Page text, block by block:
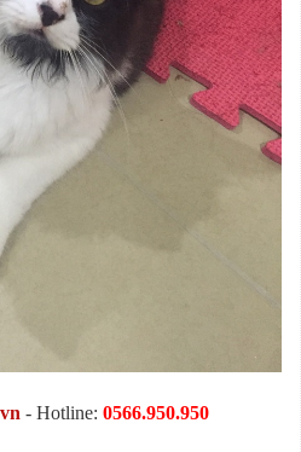
- Hotline: 0566.950.950